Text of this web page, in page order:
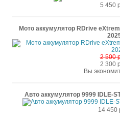
5 450
Мото аккумулятор RDrive
2 500
2 300
Вы
Авто аккумулятор 9999 IDLE-
14 450